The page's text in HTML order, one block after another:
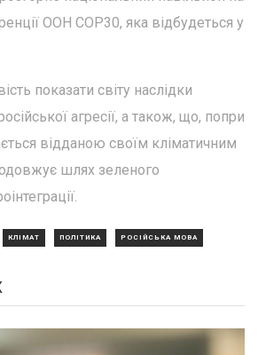
ООН СОР30, яка відбудеться у
показати світу наслідки
агресії, а також, що, попри
відданою своїм кліматичним
шлях зеленого
КЛІМАТ ПОЛІТИКА РОСІЙСЬКА МОВА